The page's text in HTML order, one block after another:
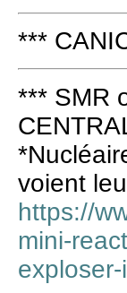
***
*** SMR
voient
https://
mini-